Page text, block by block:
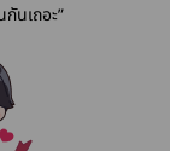
นเถอะ”